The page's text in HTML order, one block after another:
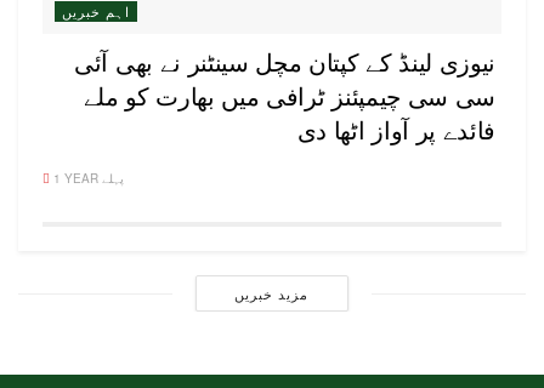
اہم خبریں
نیوزی لینڈ کے کپتان مچل سینٹنر نے بھی آئی
سی سی چیمپئنز ٹرافی میں بھارت کو ملے
فائدے پر آواز اٹھا دی
1 YEAR پہلے
مزید خبریں